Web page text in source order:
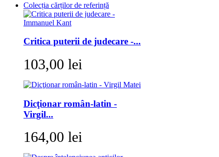
Colecția cărților de referință
Critica puterii de judecare -...
103,00 lei
Dicţionar român-latin -
Virgil...
164,00 lei